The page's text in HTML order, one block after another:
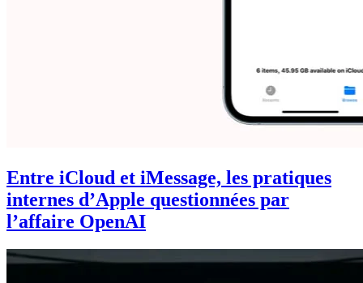
Entre iCloud et iMessage, les pratiques
internes d’Apple questionnées par
l’affaire OpenAI